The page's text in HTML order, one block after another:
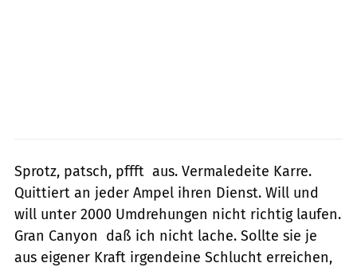
Sprotz, patsch, pffft  aus. Vermaledeite Karre.
Quittiert an jeder Ampel ihren Dienst. Will und
will unter 2000 Umdrehungen nicht richtig laufen.
Gran Canyon  daß ich nicht lache. Sollte sie je
aus eigener Kraft irgendeine Schlucht erreichen,